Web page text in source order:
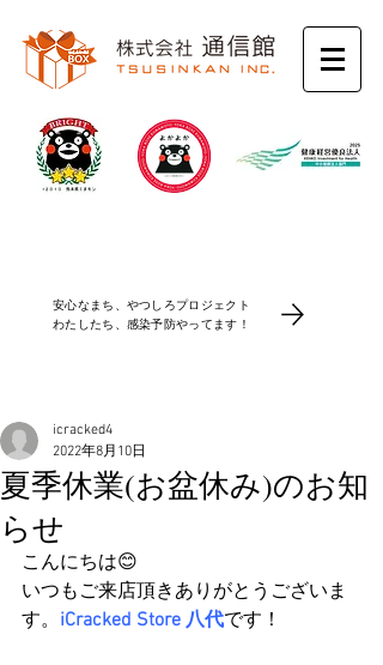
安心なまち、やつしろプロジェクト
​わたしたち、感染予防やってます！
夏季休業(お盆休み)のお知
らせ
icracked4
2022年8月10日
こんにちは😊
いつもご来店頂きありがとうございま
す。 iCracked Store 八代です！